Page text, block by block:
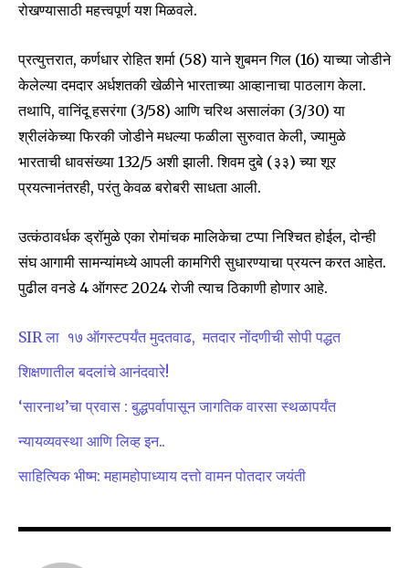
Join our community of
SUBSCRIBERS and be part of the
conversation.
or click the subscribe button below. Don't worry, we respect
your privacy and won't spam your inbox. Your information is
safe with us.
SUBSCRIBE
I've read and accept the
6,300 32,111 75
रोखण्यासाठी महत्त्वपूर्ण यश मिळवले.
प्रत्युत्तरात, कर्णधार रोहित शर्मा (58) याने शुबमन गिल (16) याच्या जोडीने
केलेल्या दमदार अर्धशतकी खेळीने भारताच्या आव्हानाचा पाठलाग केला.
तथापि, वानिंदू हसरंगा (3/58) आणि चरिथ असालंका (3/30) या
श्रीलंकेच्या फिरकी जोडीने मधल्या फळीला सुरुवात केली, ज्यामुळे
भारताची धावसंख्या 132/5 अशी झाली. शिवम दुबे (३३) च्या शूर
प्रयत्नानंतरही, परंतु केवळ बरोबरी साधता आली.
उत्कंठावर्धक ड्रॉमुळे एका रोमांचक मालिकेचा टप्पा निश्चित होईल, दोन्ही
संघ आगामी सामन्यांमध्ये आपली कामगिरी सुधारण्याचा प्रयत्न करत आहेत.
पुढील वनडे 4 ऑगस्ट 2024 रोजी त्याच ठिकाणी होणार आहे.
SIR ला १७ ऑगस्टपर्यंत मुदतवाढ, मतदार नोंदणीची सोपी पद्धत
शिक्षणातील बदलांचे आनंदवारे!
‘सारनाथ’चा प्रवास : बुद्धपर्वापासून जागतिक वारसा स्थळापर्यंत
न्यायव्यवस्था आणि लिव्ह इन..
साहित्यिक भीष्म: महामहोपाध्याय दत्तो वामन पोतदार जयंती